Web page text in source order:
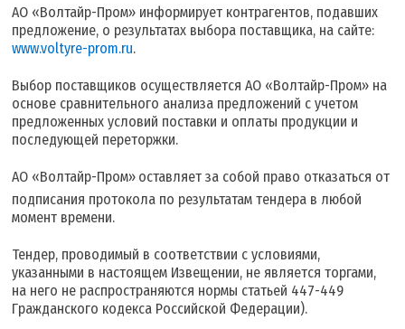
АО «Волтайр-Пром» информирует контрагентов, подавших
предложение, о результатах выбора поставщика, на сайте:
www.voltyre-prom.ru.
Выбор поставщиков осуществляется АО «Волтайр-Пром» на
основе сравнительного анализа предложений с учетом
предложенных условий поставки и оплаты продукции и
последующей переторжки.
АО «Волтайр-Пром» оставляет за собой право отказаться от
подписания протокола по результатам тендера в любой
момент времени.
Тендер, проводимый в соответствии с условиями,
указанными в настоящем Извещении, не является торгами,
на него не распространяются нормы статьей 447-449
Гражданского кодекса Российской Федерации).